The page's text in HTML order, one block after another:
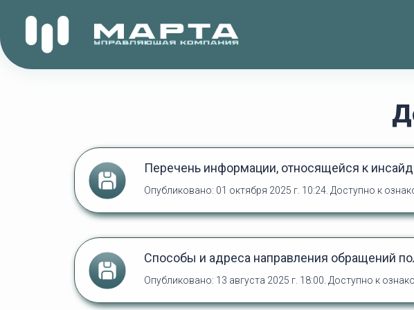
Перечень информации, относящейся к
Опубликовано: 01 октября 2025 г. 10:24. Доступно к
Способы и адреса направления обращений
Опубликовано: 13 августа 2025 г. 18:00. Доступно к